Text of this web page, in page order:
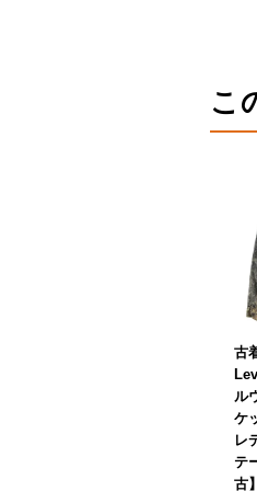
こ
古
ル
ケ
レ
テ
古